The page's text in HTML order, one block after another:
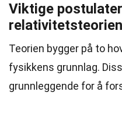
Viktige
relativitetsteorien
Teorien bygger på to
fysikkens grunnlag.
grunnleggende for å